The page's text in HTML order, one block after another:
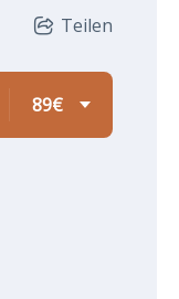
Teilen
89€